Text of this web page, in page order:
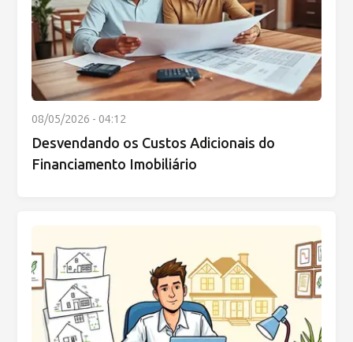
08/05/2026 - 04:12
Desvendando os Custos Adicionais do
Financiamento Imobiliário